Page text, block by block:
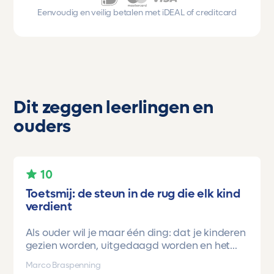
Eenvoudig en veilig betalen met iDEAL of creditcard
Dit zeggen leerlingen en
ouders
10
Toetsmij: de steun in de rug die elk kind
verdient
Als ouder wil je maar één ding: dat je kinderen
gezien worden, uitgedaagd worden en het
vertrouwen krijgen dat ze méér kunnen dan ze
zelf soms denken. Voor ons is Toetsmij daarin
Marco Braspenning